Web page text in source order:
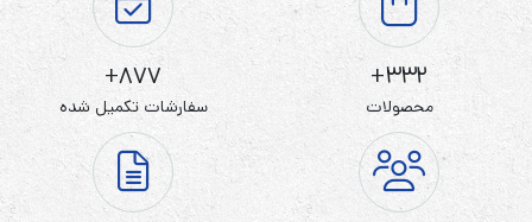
332+
محصولات
877+
سفارشات تکمیل شده